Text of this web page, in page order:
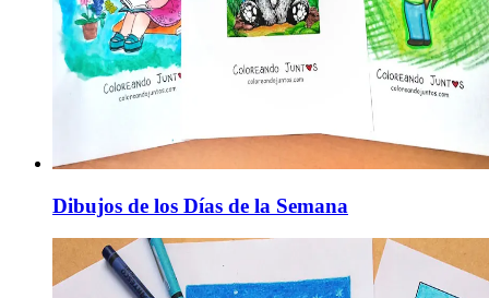
Dibujos de los Días de la Semana